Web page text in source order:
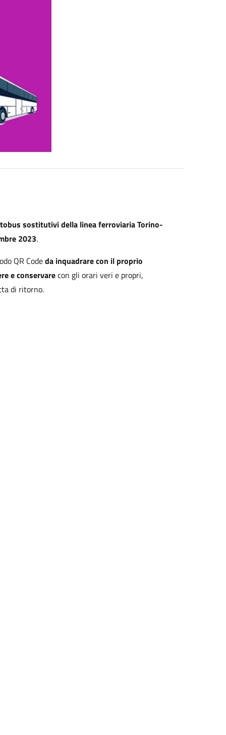
sostitutivi della linea ferroviaria Torino-
2023.
QR Codeda inquadrare con il proprio
e conservarecon gli orari veri e propri,
di ritorno.